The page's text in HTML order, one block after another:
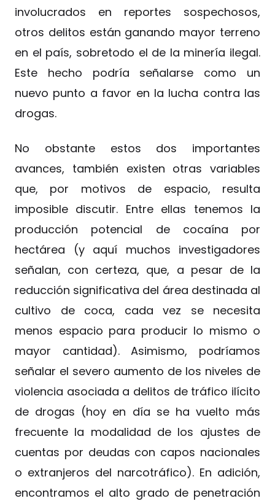
involucrados en reportes sospechosos,
otros delitos están ganando mayor terreno
en el país, sobretodo el de la minería ilegal.
Este hecho podría señalarse como un
nuevo punto a favor en la lucha contra las
drogas.
No obstante estos dos importantes
avances, también existen otras variables
que, por motivos de espacio, resulta
imposible discutir. Entre ellas tenemos la
producción potencial de cocaína por
hectárea (y aquí muchos investigadores
señalan, con certeza, que, a pesar de la
reducción significativa del área destinada al
cultivo de coca, cada vez se necesita
menos espacio para producir lo mismo o
mayor cantidad). Asimismo, podríamos
señalar el severo aumento de los niveles de
violencia asociada a delitos de tráfico ilícito
de drogas (hoy en día se ha vuelto más
frecuente la modalidad de los ajustes de
cuentas por deudas con capos nacionales
o extranjeros del narcotráfico). En adición,
encontramos el alto grado de penetración